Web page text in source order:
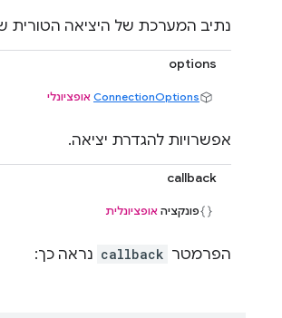
נתיב המערכת של היציאה הטורית
options
ConnectionOptions אופציונלי
אפשרויות להגדרת יציאה.
callback
פונקציה אופציונלית
הפרמטר callback נראה כך: